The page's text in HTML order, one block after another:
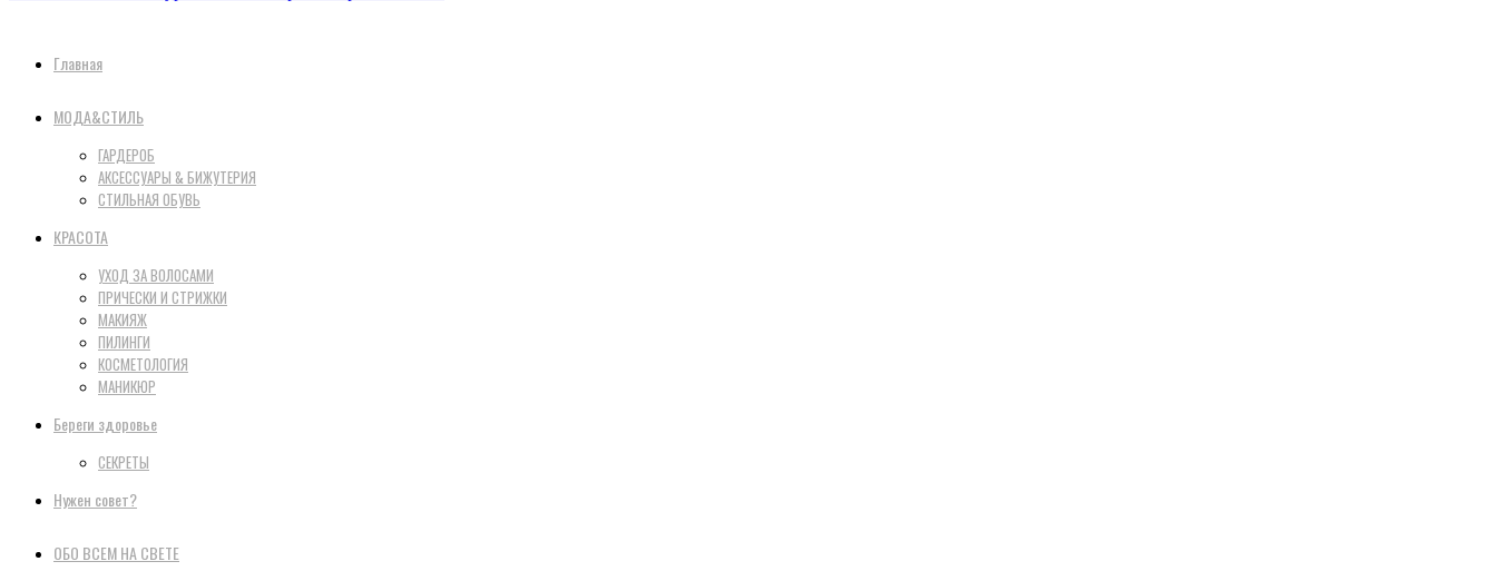
Главная
МОДА&СТИЛЬ
ГАРДЕРОБ
АКСЕССУАРЫ & БИЖУТЕРИЯ
СТИЛЬНАЯ ОБУВЬ
КРАСОТА
УХОД ЗА ВОЛОСАМИ
ПРИЧЕСКИ И СТРИЖКИ
МАКИЯЖ
ПИЛИНГИ
КОСМЕТОЛОГИЯ
МАНИКЮР
Береги здоровье
СЕКРЕТЫ
Нужен совет?
ОБО ВСЕМ НА СВЕТЕ